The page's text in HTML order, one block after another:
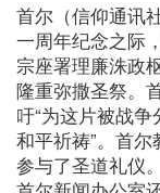
首尔（信仰通讯
一周年纪念之际
宗座署理廉洙政
隆重弥撒圣祭。
吁“为这片被战
和平祈祷”。首
参与了圣道礼仪。